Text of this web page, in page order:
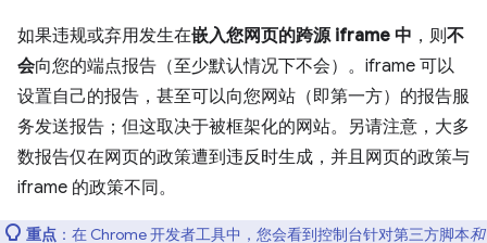
如果违规或弃用发生在嵌入您网页的跨源 iframe 中 ，则不
会向您的端点报告（至少默认情况下不会）。iframe 可以
设置自己的报告，甚至可以向您网站（即第一方）的报告服
务发送报告；但这取决于被框架化的网站。另请注意，大多
数报告仅在网页的政策遭到违反时生成，并且网页的政策与
iframe 的政策不同。
重点 ：在 Chrome 开发者工具中，您会看到控制台针对第三方脚本和